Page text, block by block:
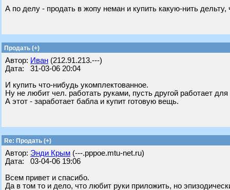
А по делу - продать в жопу неман и купить какую-нить
Продать (+)
Автор: Иван (212.91.213.---)
Дата: 31-03-06 20:04
И купить что-нибудь укомплектованное.
Ну не любит чел. работать руками, пусть другой работает для
А этот - заработает бабла и купит готовую вещь.
Re: Продать (+)
Автор: Энди Крым (---.pppoe.mtu-net.ru)
Дата: 03-04-06 19:06
Всем привет и спасибо.
Да в том то и дело, что любит руки приложить, но